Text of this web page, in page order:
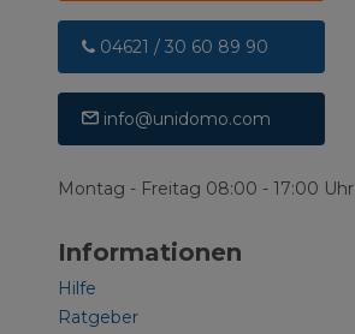
04621 / 30 60 89 90
info@unidomo.com
Montag - Freitag 08:00 - 17:00 Uhr
Informationen
Hilfe
Ratgeber